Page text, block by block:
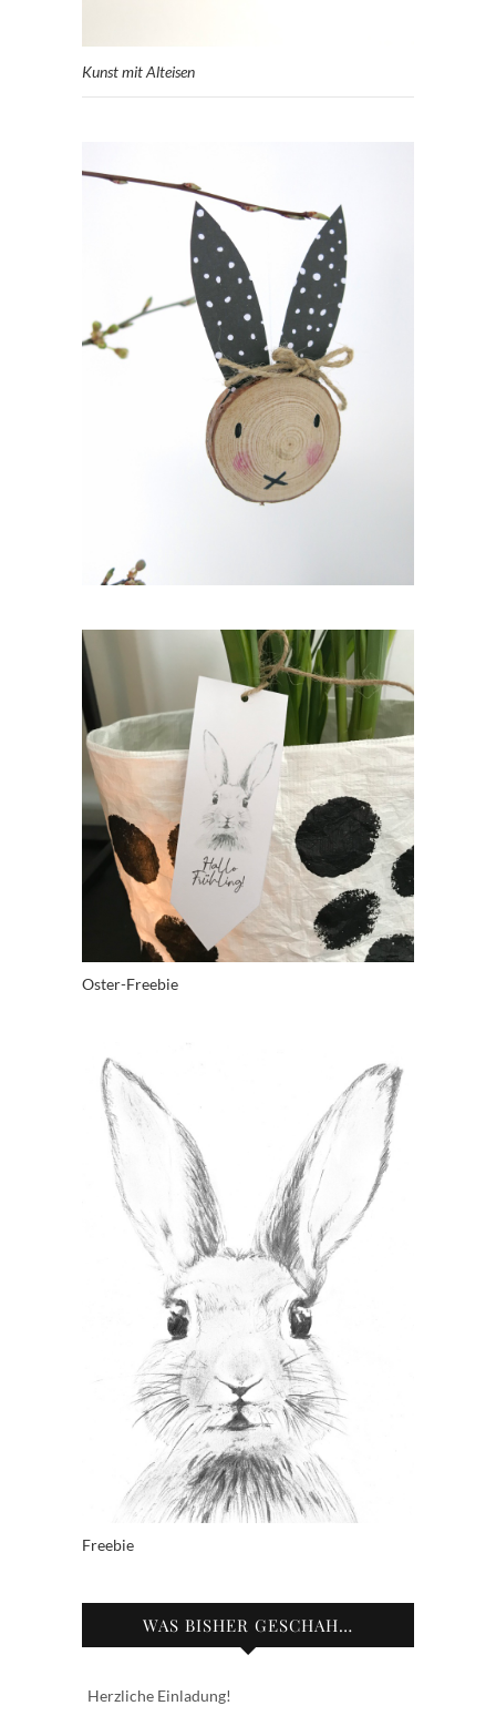
Kunst mit Alteisen
Oster-Freebie
Freebie
WAS BISHER GESCHAH…
Herzliche Einladung!